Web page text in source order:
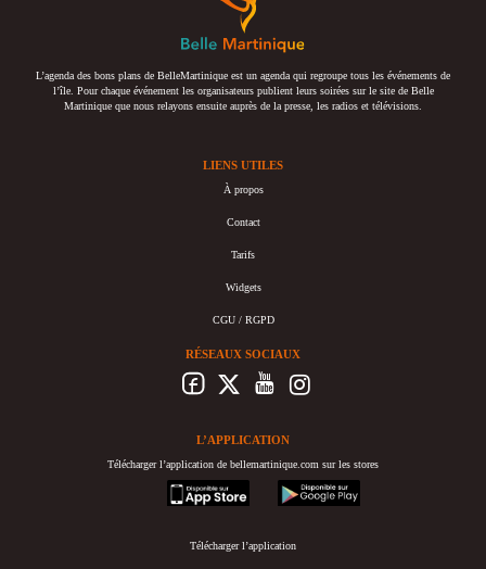
L’agenda des bons plans de BelleMartinique est un agenda qui regroupe tous les événements de
l’île. Pour chaque événement les organisateurs publient leurs soirées sur le site de Belle
Martinique que nous relayons ensuite auprès de la presse, les radios et télévisions.
LIENS UTILES
À propos
Contact
Tarifs
Widgets
CGU / RGPD
RÉSEAUX SOCIAUX
L’APPLICATION
Télécharger l’application de bellemartinique.com sur les stores
appstore
googleplay
Télécharger l’application